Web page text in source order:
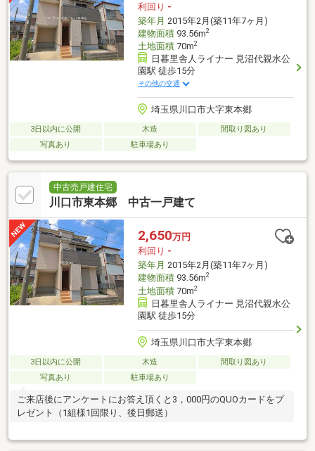
利回り -
築年月 2015年2月(築11年7ヶ月)
建物面積93.56m2
土地面積70m2
日暮里舎人ライナー 見沼代親水公
園駅 徒歩15分
その他の交通
埼玉県川口市大字東本郷
3日以内に公開 木造
間取り図あり
写真あり
駐車場あり
中古売戸建住宅
川口市東本郷 中古一戸建て
2,650万円
利回り -
築年月 2015年2月(築11年7ヶ月)
建物面積93.56m2
土地面積70m2
日暮里舎人ライナー 見沼代親水公
園駅 徒歩15分
埼玉県川口市大字東本郷
3日以内に公開 木造
間取り図あり
写真あり
駐車場あり
ご来店後にアンケートにお答え頂くと3，000円のQUOカードをプ
レゼント（1組様1回限り、後日郵送）